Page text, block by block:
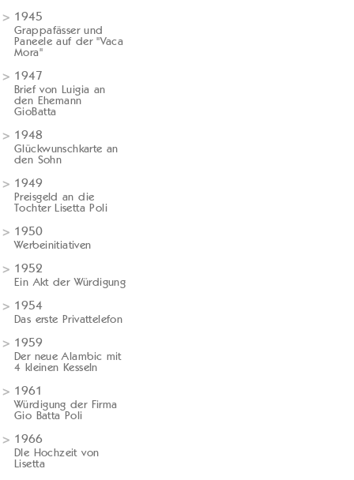
1945
Grappafässer und
Paneele auf der "Vaca
Mora"
1947
Brief von Luigia an
den Ehemann
GioBatta
1948
Glückwunschkarte an
den Sohn
1949
Preisgeld an die
Tochter Lisetta Poli
1950
Werbeinitiativen
1952
Ein Akt der Würdigung
1954
Das erste Privattelefon
1959
Der neue Alambic mit
4 kleinen Kesseln
1961
Würdigung der Firma
Gio Batta Poli
1966
DIe Hochzeit von
Lisetta